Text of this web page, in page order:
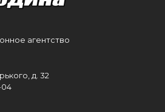
агентство
д. 32
04